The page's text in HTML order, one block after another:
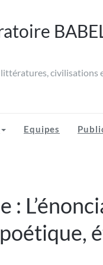
littératures, civilisations
Equipes
: